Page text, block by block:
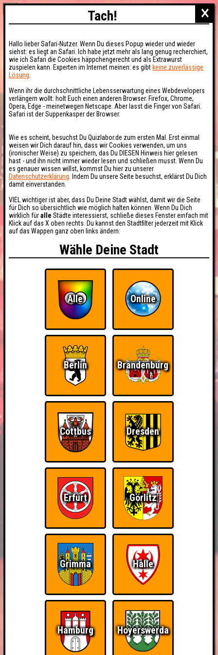
×
Tach!
Hallo lieber Safari-Nutzer. Wenn Du dieses Popup wieder und wieder
siehst: es liegt an Safari. Ich habe jetzt mehr als lang genug recherchiert,
wie ich Safari die Cookies häppchengerecht und als Extrawurst
zuspielen kann. Experten im Internet meinen: es gibt keine zuverlässige
Lösung
Wenn ihr die durchschnittliche Lebensserwartung eines Webdevelopers
verlängern wollt: holt Euch einen anderen Browser. Firefox, Chrome,
Opera, Edge - meinetwegen Netscape. Aber lasst die Finger von Safari.
Safari ist der Suppenkasper der Browser.
Wie es scheint, besuchst Du Quizlabor.de zum ersten Mal. Erst einmal
weisen wir Dich darauf hin, dass wir Cookies verwenden, um uns
(ironischer Weise) zu speichern, das Du DIESEN Hinweis hier gelesen
hast - und ihn nicht immer wieder lesen und schließen musst. Wenn Du
es genauer wissen willst, kommst Du hier zu unserer
Datenschutzerklärung . Indem Du unsere Seite besuchst, erklärst Du Dich
damit einverstanden.
VIEL wichtiger ist aber, dass Du Deine Stadt wählst, damit wir die Seite
für Dich so übersichtlich wie möglich halten können. Wenn Du Dich
wirklich füralle Städte interessierst, schließe dieses Fenster einfach mit
Klick auf das X oben rechts. Du kannst den Stadtfilter jederzeit mit Klick
auf das Wappen ganz oben links ändern:
Wähle Deine Stadt
Alle Online
Berlin Brandenburg
Cottbus Dresden
Erfurt Görlitz
Grimma Halle
Hamburg Hoyerswerda